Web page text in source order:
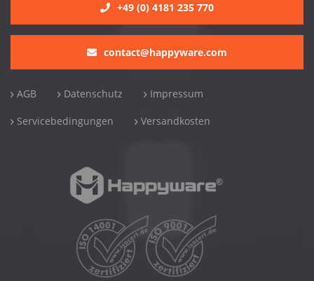
+49 (0) 4181 235 770
contact@happyware.com
AGB Datenschutz Impressum
Servicebedingungen Versandkosten